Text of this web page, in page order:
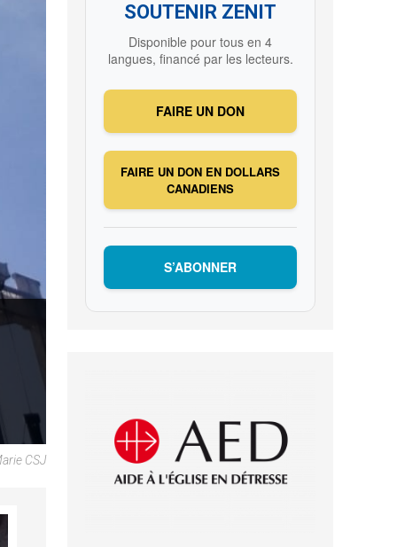
CSJ
SOUTENIR ZENIT
Disponible pour tous en 4
langues, financé par les lecteurs.
FAIRE UN DON
FAIRE UN DON EN DOLLARS
CANADIENS
S’ABONNER